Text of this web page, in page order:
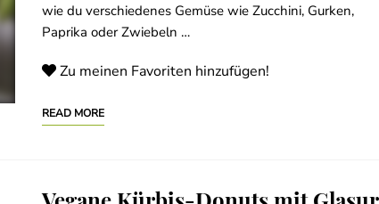
wie du verschiedenes Gemüse wie Zucchini, Gurken,
Paprika oder Zwiebeln …
Zu meinen Favoriten hinzufügen!
READ MORE